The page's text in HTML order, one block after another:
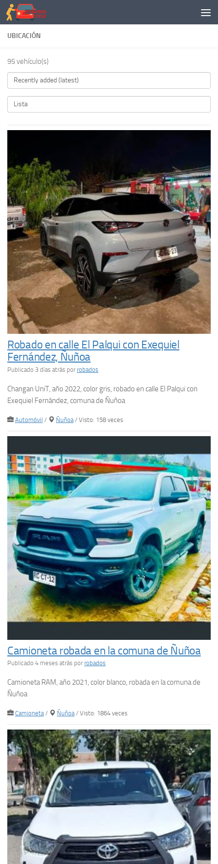
Saltar al contenido
UBICACIÓN
95 vehículo(s)
Robado en calle El Palqui con Exequiel
Fernández, Ñuñoa
Publicado 3 días atrás por robados
Changan UniT, año 2022, color gris, robado en calle El Palqui con
Exequiel Fernández, comuna de Ñuñoa
Automóvil / Ñuñoa / Visto: 158 veces
Camioneta robada en la comuna de Ñuñoa
Publicado 4 meses atrás por robados
Camioneta RAM, año 2021, color blanco, robada en la comuna de
Ñuñoa
Camioneta / Ñuñoa / Visto: 1864 veces